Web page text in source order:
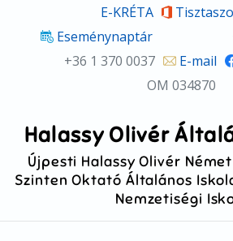
E-KRÉTA
Eseménynaptár
+36 1 370 0037
E-mail
OM 034870
Halassy Olivér
Újpesti Halassy Olivér
Szinten Oktató Általános
Nemzetiségi